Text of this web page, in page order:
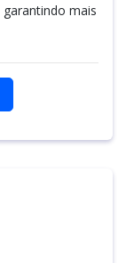
mais